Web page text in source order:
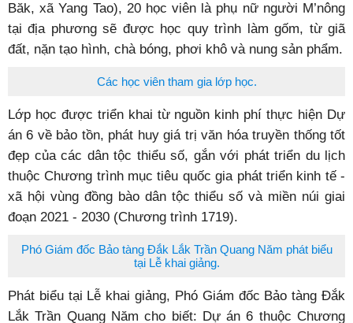
Theo đó, tại sân nhà nghệ nhân H’Lưm Uông (buôn Dơng
Băk, xã Yang Tao), 20 học viên là phụ nữ người M’nông
tại địa phương sẽ được học quy trình làm gốm, từ giã
Lớp học được triển khai từ nguồn kinh phí thực hiện Dự
án 6 về bảo tồn, phát huy giá trị văn hóa truyền thống tốt
đẹp của các dân tộc thiểu số, gắn với phát triển du lịch
thuộc Chương trình mục tiêu quốc gia phát triển kinh tế -
xã hội vùng đồng bào dân tộc thiểu số và miền núi giai
Phó Giám đốc Bảo tàng Đắk Lắk Trần Quang Năm phát biểu
Phát biểu tại Lễ khai giảng, Phó Giám đốc Bảo tàng Đắk